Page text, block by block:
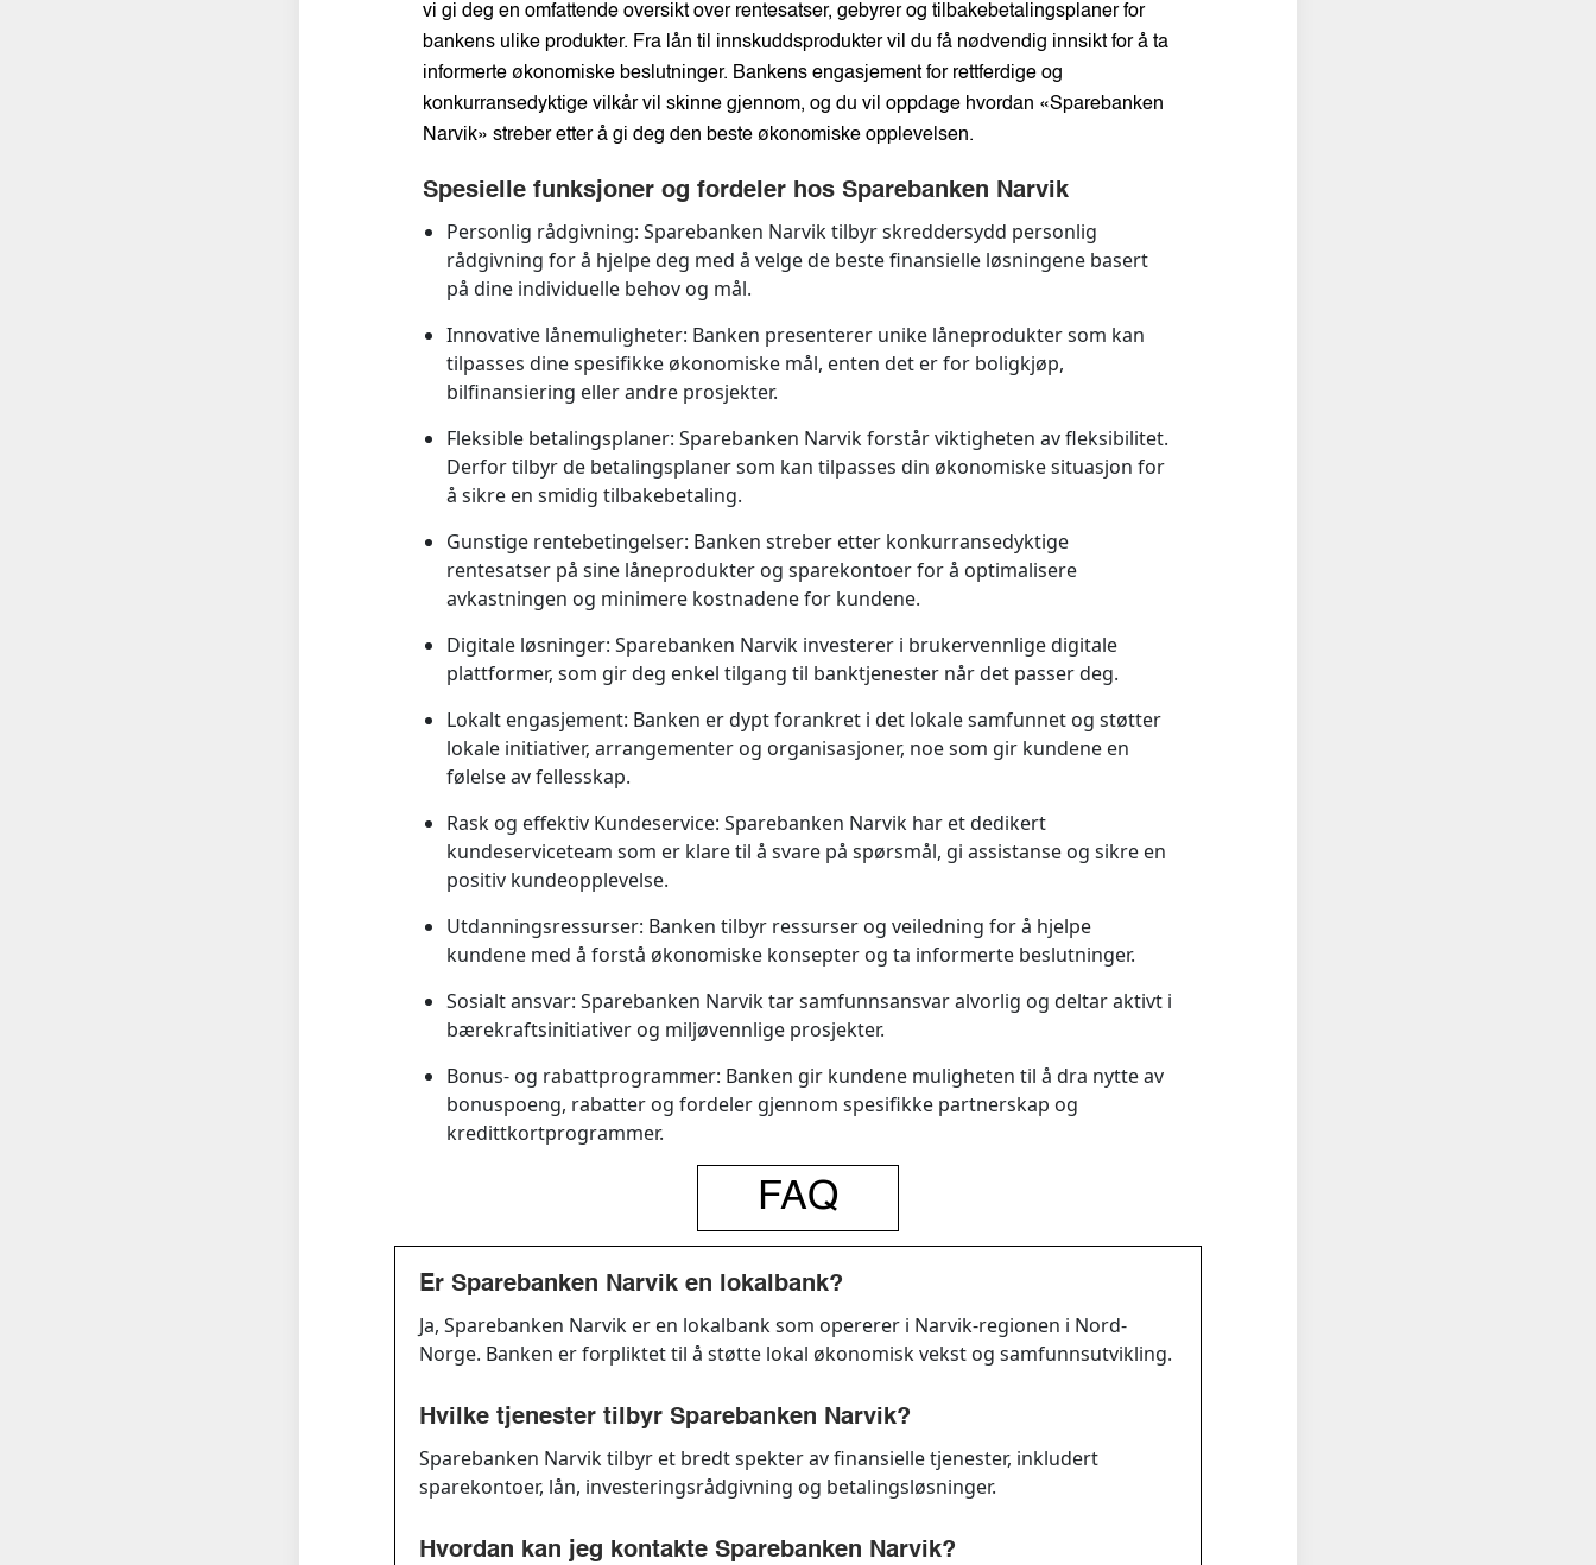
vi gi deg en omfattende oversikt over rentesatser, gebyrer og tilbakebetalingsplaner for
bankens ulike produkter. Fra lån til innskuddsprodukter vil du få nødvendig innsikt for å ta
informerte økonomiske beslutninger. Bankens engasjement for rettferdige og
konkurransedyktige vilkår vil skinne gjennom, og du vil oppdage hvordan «Sparebanken
Narvik» streber etter å gi deg den beste økonomiske opplevelsen.
Spesielle funksjoner og fordeler hos Sparebanken Narvik
Personlig rådgivning: Sparebanken Narvik tilbyr skreddersydd personlig
rådgivning for å hjelpe deg med å velge de beste finansielle løsningene basert
på dine individuelle behov og mål.
Innovative lånemuligheter: Banken presenterer unike låneprodukter som kan
tilpasses dine spesifikke økonomiske mål, enten det er for boligkjøp,
bilfinansiering eller andre prosjekter.
Fleksible betalingsplaner: Sparebanken Narvik forstår viktigheten av fleksibilitet.
Derfor tilbyr de betalingsplaner som kan tilpasses din økonomiske situasjon for
å sikre en smidig tilbakebetaling.
Gunstige rentebetingelser: Banken streber etter konkurransedyktige
rentesatser på sine låneprodukter og sparekontoer for å optimalisere
avkastningen og minimere kostnadene for kundene.
Digitale løsninger: Sparebanken Narvik investerer i brukervennlige digitale
plattformer, som gir deg enkel tilgang til banktjenester når det passer deg.
Lokalt engasjement: Banken er dypt forankret i det lokale samfunnet og støtter
lokale initiativer, arrangementer og organisasjoner, noe som gir kundene en
følelse av fellesskap.
Rask og effektiv Kundeservice: Sparebanken Narvik har et dedikert
kundeserviceteam som er klare til å svare på spørsmål, gi assistanse og sikre en
positiv kundeopplevelse.
Utdanningsressurser: Banken tilbyr ressurser og veiledning for å hjelpe
kundene med å forstå økonomiske konsepter og ta informerte beslutninger.
Sosialt ansvar: Sparebanken Narvik tar samfunnsansvar alvorlig og deltar aktivt i
bærekraftsinitiativer og miljøvennlige prosjekter.
Bonus- og rabattprogrammer: Banken gir kundene muligheten til å dra nytte av
bonuspoeng, rabatter og fordeler gjennom spesifikke partnerskap og
kredittkortprogrammer.
FAQ
Er Sparebanken Narvik en lokalbank?
Ja, Sparebanken Narvik er en lokalbank som opererer i Narvik-regionen i Nord-
Norge. Banken er forpliktet til å støtte lokal økonomisk vekst og samfunnsutvikling.
Hvilke tjenester tilbyr Sparebanken Narvik?
Sparebanken Narvik tilbyr et bredt spekter av finansielle tjenester, inkludert
sparekontoer, lån, investeringsrådgivning og betalingsløsninger.
Hvordan kan jeg kontakte Sparebanken Narvik?